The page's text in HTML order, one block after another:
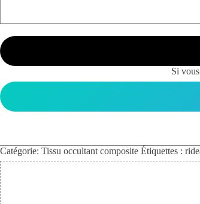
Si
Catégorie: Tissu occultant composite Étiquettes :